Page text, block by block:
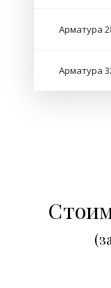
Арматура
Арматура